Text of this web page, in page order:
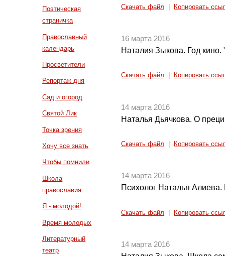
Поэтическая
страничка
Православный
календарь
Просветители
Репортаж дня
Сад и огород
Святой Лик
Точка зрения
Хочу все знать
Чтобы помнили
Школа
православия
Я - молодой!
Время молодых
Литературный
театр
Скачать файл Копировать
16 марта 2016
Наталия Зыкова. Год
Скачать файл Копировать
14 марта 2016
Наталья Дьячкова. О
Скачать файл Копировать
14 марта 2016
Психолог Наталья Алиева.
Скачать файл Копировать
14 марта 2016